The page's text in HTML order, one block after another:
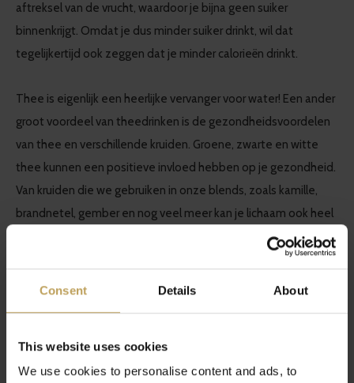
Consent Details About
This website uses cookies
We use cookies to personalise content and ads, to
aftreksel van de vrucht, waardoor je bijna geen suiker
binnenkrijgt. Omdat je dus minder suiker drinkt, wil dat
tegelijkertijd ook zeggen dat je minder calorieën drinkt.
Thee is eigenlijk een heerlijke vervanger voor water! Een ander
groot voordeel van theedrinken is de gezondheidsvoordelen
van thee en verschillende kruiden. Groene, zwarte en witte
thee kunnen een positieve invloed hebben op je gezondheid.
Van kruiden die we gebruiken in onze blends, zoals kamille,
brandnetel, gember en nog veel meer kan je lichaam ook heel
blij van worden. We hebben verschillende blogs geschreven
over de gezondheidsvoordelen van deze verschillende